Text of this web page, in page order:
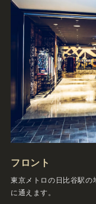
フロント
東京メトロの日比谷駅の
に通えます。